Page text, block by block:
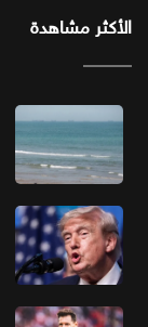
الأكثر مشاهدة